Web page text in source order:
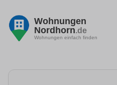
Wohnungen
Nordhorn.de
Wohnungen einfach finden